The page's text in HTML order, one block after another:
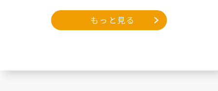
もっと見る